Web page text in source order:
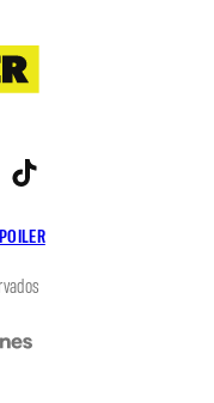
YouTube